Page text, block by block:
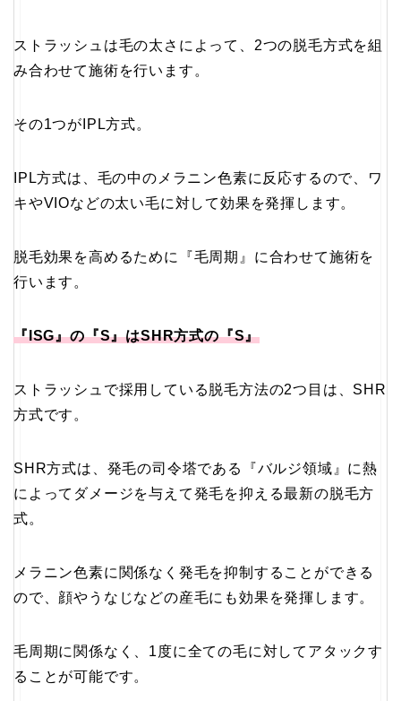
ストラッシュは毛の太さによって、2つの脱毛方式を組
み合わせて施術を行います。
その1つがIPL方式。
IPL方式は、毛の中のメラニン色素に反応するので、ワ
キやVIOなどの太い毛に対して効果を発揮します。
脱毛効果を高めるために『毛周期』に合わせて施術を
行います。
『ISG』の『S』はSHR方式の『S』
ストラッシュで採用している脱毛方法の2つ目は、SHR
方式です。
SHR方式は、発毛の司令塔である『バルジ領域』に熱
によってダメージを与えて発毛を抑える最新の脱毛方
式。
メラニン色素に関係なく発毛を抑制することができる
ので、顔やうなじなどの産毛にも効果を発揮します。
毛周期に関係なく、1度に全ての毛に対してアタックす
ることが可能です。